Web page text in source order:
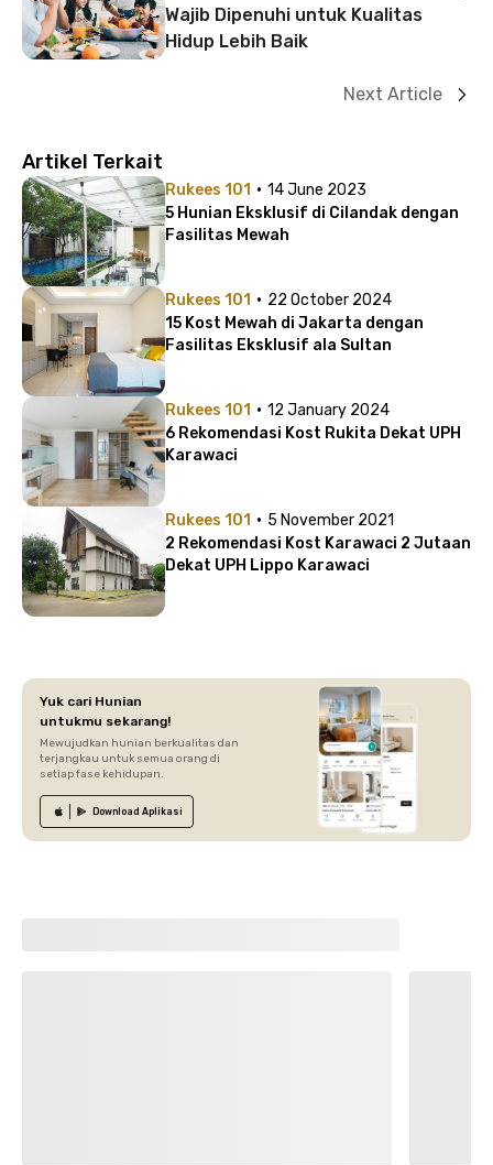
Wajib Dipenuhi untuk Kualitas
Hidup Lebih Baik
Next Article
Artikel Terkait
Rukees 101 · 14 June 2023
5 Hunian Eksklusif di Cilandak dengan
Fasilitas Mewah
Rukees 101 · 22 October 2024
15 Kost Mewah di Jakarta dengan
Fasilitas Eksklusif ala Sultan
Rukees 101 · 12 January 2024
6 Rekomendasi Kost Rukita Dekat UPH
Karawaci
Rukees 101 · 5 November 2021
2 Rekomendasi Kost Karawaci 2 Jutaan
Dekat UPH Lippo Karawaci
Yuk cari Hunian
untukmu sekarang!
Mewujudkan hunian berkualitas dan
terjangkau untuk semua orang di
setiap fase kehidupan.
Download Aplikasi